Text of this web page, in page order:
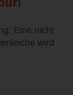
Eine nicht
wird